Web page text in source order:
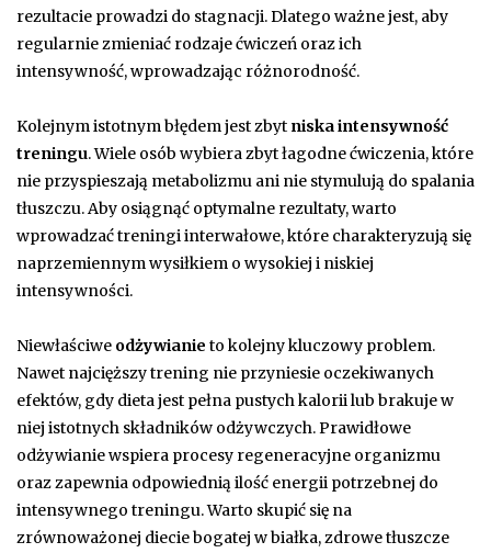
rezultacie prowadzi do stagnacji. Dlatego ważne jest, aby
regularnie zmieniać rodzaje ćwiczeń oraz ich
intensywność, wprowadzając różnorodność.
Kolejnym istotnym błędem jest zbyt niska intensywność
treningu. Wiele osób wybiera zbyt łagodne ćwiczenia, które
nie przyspieszają metabolizmu ani nie stymulują do spalania
tłuszczu. Aby osiągnąć optymalne rezultaty, warto
wprowadzać treningi interwałowe, które charakteryzują się
naprzemiennym wysiłkiem o wysokiej i niskiej
intensywności.
Niewłaściwe odżywianie to kolejny kluczowy problem.
Nawet najcięższy trening nie przyniesie oczekiwanych
efektów, gdy dieta jest pełna pustych kalorii lub brakuje w
niej istotnych składników odżywczych. Prawidłowe
odżywianie wspiera procesy regeneracyjne organizmu
oraz zapewnia odpowiednią ilość energii potrzebnej do
intensywnego treningu. Warto skupić się na
zrównoważonej diecie bogatej w białka, zdrowe tłuszcze